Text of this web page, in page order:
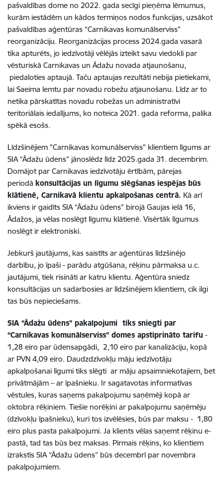
pašvaldības dome no 2022. gada secīgi pieņēma lēmumus,
kurām iestādēm un kādos termiņos nodos funkcijas, uzsākot
pašvaldības aģentūras “Carnikavas komunālserviss”
reorganizāciju. Reorganizācijas process 2024.gada vasarā
tika apturēts, jo iedzīvotāji vēlējās izteikt savu viedokli par
vēsturiskā Carnikavas un Ādažu novada atjaunošanu,
piedaloties aptaujā. Taču aptaujas rezultāti nebija pietiekami,
lai Saeima lemtu par novadu robežu atjaunošanu. Līdz ar to
netika pārskatītas novadu robežas un administratīvi
teritoriālais iedalījums, ko noteica 2021. gada reforma, palika
spēkā esošs.
Līdzšinējiem "Carnikavas komunālserviss" klientiem līgums ar
SIA “Ādažu ūdens” jānoslēdz līdz 2025.gada 31. decembrim.
Domājot par Carnikavas iedzīvotāju ērtībām, pārejas
periodā konsultācijas un līgumu slēgšanas iespējas būs
klātienē, Carnikavā klientu apkalpošanas centrā. Kā arī
ikviens ir gaidīts SIA “Ādažu ūdens” birojā Gaujas ielā 16,
Ādažos, ja vēlas noslēgt līgumu klātienē. Visērtāk līgumus
noslēgt ir elektroniski.
Jebkurš jautājums, kas saistīts ar aģentūras līdzšinējo
darbību, jo īpaši - parādu atgūšana, rēķinu pārmaksa u.c.
jautājumi, tiek risināti ar katru klientu. Aģentūra sniedz
konsultācijas un sadarbosies ar līdzšinējiem klientiem, cik ilgi
tas būs nepieciešams.
SIA “Ādažu ūdens” pakalpojumi tiks sniegti par
“Carnikavas komunālserviss” domes apstiprināto tarifu -
1,28 eiro par ūdensapgādi, 2,10 eiro par kanalizāciju, kopā
ar PVN 4,09 eiro. Daudzdzīvokļu māju iedzīvotāju
apkalpošanai līgumi tiks slēgti ar māju apsaimniekotajiem, bet
privātmājām – ar īpašnieku. Ir sagatavotas informatīvas
vēstules, kuras saņems pakalpojumu saņēmēji kopā ar
oktobra rēķiniem. Tiešie norēķini ar pakalpojumu saņēmēju
(dzīvokļu īpašnieku), kuri tos izvēlēsies, būs par maksu - 1,80
eiro plus pasta pakalpojumi. Ja klients vēlas saņemt rēķinu e-
pastā, tad tas būs bez maksas. Pirmais rēķins, ko klientiem
izrakstīs SIA “Ādažu ūdens” būs decembrī par novembra
pakalpojumiem.